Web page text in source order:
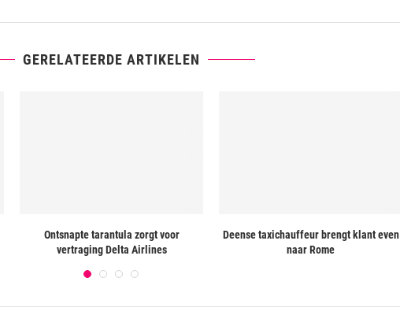
GERELATEERDE ARTIKELEN
Ontsnapte tarantula zorgt voor
vertraging Delta Airlines
Deense taxichauffeur brengt klant even
naar Rome